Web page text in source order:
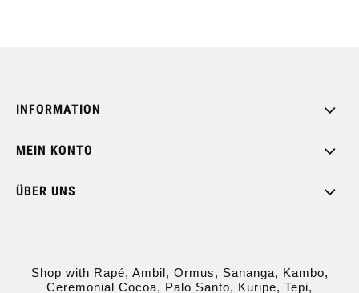
INFORMATION
MEIN KONTO
ÜBER UNS
Shop with Rapé, Ambil, Ormus, Sananga, Kambo,
Ceremonial Cocoa, Palo Santo, Kuripe, Tepi,